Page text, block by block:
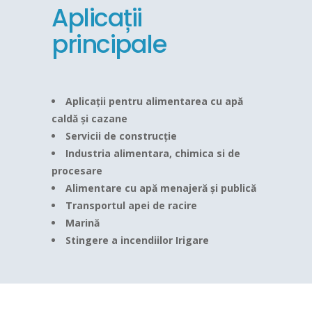
Aplicații
principale
Aplicații pentru alimentarea cu apă
caldă și cazane
Servicii de construcție
Industria alimentara, chimica si de
procesare
Alimentare cu apă menajeră și publică
Transportul apei de racire
Marină
Stingere a incendiilor Irigare